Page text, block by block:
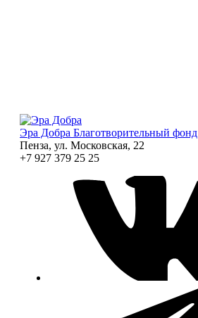
Эра Добра Благотворительный фонд
Пенза, ул. Московская, 22
+7 927 379 25 25